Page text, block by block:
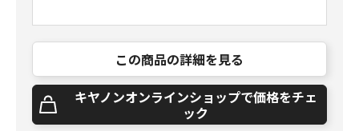
この商品の詳細を見る
キヤノンオンラインショップで価格をチェ
ック